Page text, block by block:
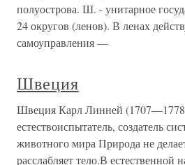
полуострова. Ш. - унитарное
24 округов (ленов). В ленах
самоуправления —
Швеция
Швеция Карл Линней (1707—1778
естествоиспытатель, создатель
животного мира Природа не
расслабляет тело.В естественной